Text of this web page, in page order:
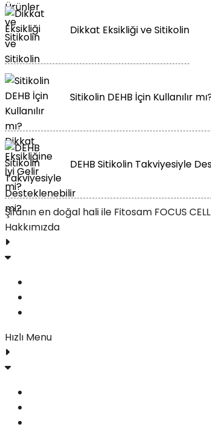
Dikkat Eksikliği ve Sitikolin
Sitikolin DEHB İçin Kullanılır
DEHB Sitikolin Takviyesiyle
Şifanın en doğal hali ile Fitosam FOCUS
Hakkımızda
Hızlı Menu